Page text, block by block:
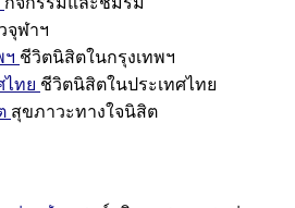
จุฬาฯ
ฯ ชีวิตนิสิตในกรุงเทพฯ
ไทย ชีวิตนิสิตในประเทศไทย
สุขภาวะทางใจนิสิต